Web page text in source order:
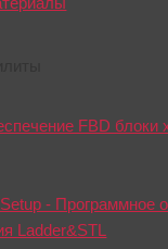
FBD блоки
- Программное
Ladder&STL